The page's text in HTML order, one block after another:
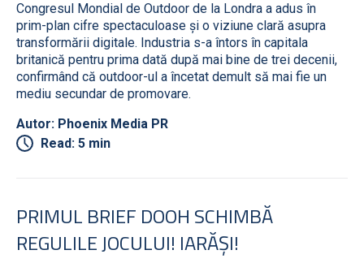
Congresul Mondial de Outdoor de la Londra a adus în
prim-plan cifre spectaculoase și o viziune clară asupra
transformării digitale. Industria s-a întors în capitala
britanică pentru prima dată după mai bine de trei decenii,
confirmând că outdoor-ul a încetat demult să mai fie un
mediu secundar de promovare.
Autor: Phoenix Media PR
Read: 5 min
PRIMUL BRIEF DOOH SCHIMBĂ
REGULILE JOCULUI! IARĂȘI!